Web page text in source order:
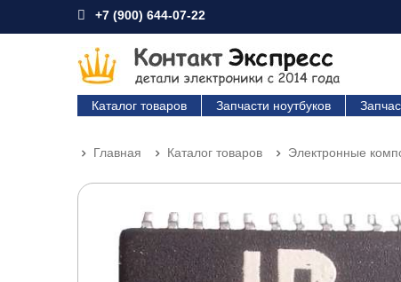
+7 (900) 644-07-22
Каталог товаров Запчасти ноутбуков
Главная Каталог товаров Электронные